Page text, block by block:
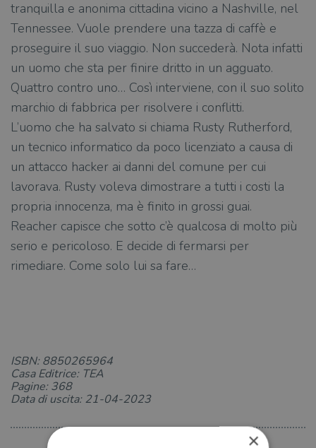
tranquilla e anonima cittadina vicino a Nashville, nel
Tennessee. Vuole prendere una tazza di caffè e
proseguire il suo viaggio. Non succederà. Nota infatti
un uomo che sta per finire dritto in un agguato.
Quattro contro uno… Così interviene, con il suo solito
marchio di fabbrica per risolvere i conflitti.
L’uomo che ha salvato si chiama Rusty Rutherford,
un tecnico informatico da poco licenziato a causa di
un attacco hacker ai danni del comune per cui
lavorava. Rusty voleva dimostrare a tutti i costi la
propria innocenza, ma è finito in grossi guai.
Reacher capisce che sotto c’è qualcosa di molto più
serio e pericoloso. E decide di fermarsi per
rimediare. Come solo lui sa fare…
ISBN: 8850265964
Casa Editrice: TEA
Pagine: 368
Data di uscita: 21-04-2023
×